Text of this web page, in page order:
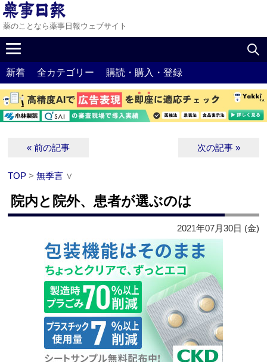
薬のことなら薬事日報ウェブサイト
新着 全カテゴリー 購読・購入・登録
« 前の記事 次の記事 »
TOP >無季言 ∨
院内と院外、患者が選ぶのは
2021年07月30日 (金)